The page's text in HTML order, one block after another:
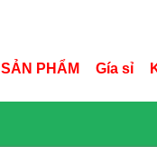
SẢN PHẨM Gía sỉ